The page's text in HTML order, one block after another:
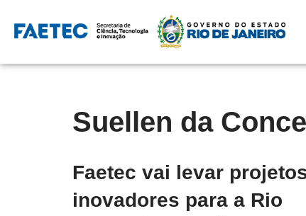
Pular
Suellen da
Faetec vai levar
inovadores para a Rio